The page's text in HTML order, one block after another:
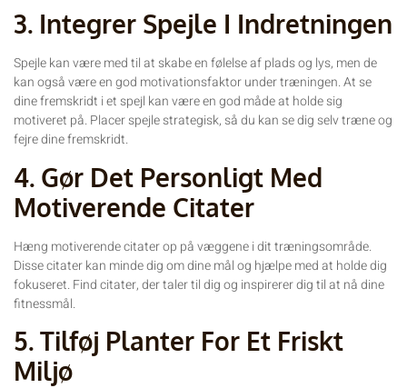
3. Integrer Spejle I Indretningen
Spejle kan være med til at skabe en følelse af plads og lys, men de
kan også være en god motivationsfaktor under træningen. At se
dine fremskridt i et spejl kan være en god måde at holde sig
motiveret på. Placer spejle strategisk, så du kan se dig selv træne og
fejre dine fremskridt.
4. Gør Det Personligt Med
Motiverende Citater
Hæng motiverende citater op på væggene i dit træningsområde.
Disse citater kan minde dig om dine mål og hjælpe med at holde dig
fokuseret. Find citater, der taler til dig og inspirerer dig til at nå dine
fitnessmål.
5. Tilføj Planter For Et Friskt
Miljø